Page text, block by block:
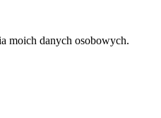
moich danych osobowych.